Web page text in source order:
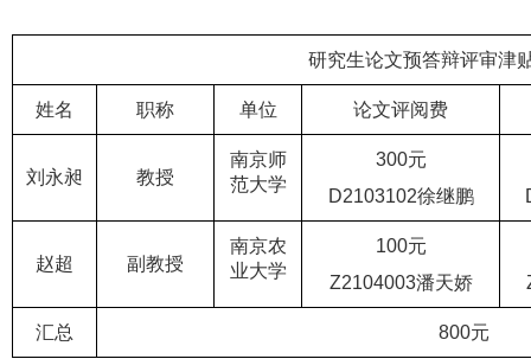
研究生论文预答辩评审津
姓名 职称 单位 论文评阅费
刘永昶 教授
南京师
范大学
300元
D2103102徐继鹏
赵超 副教授
南京农
业大学
100元
Z2104003潘天娇
汇总 800元